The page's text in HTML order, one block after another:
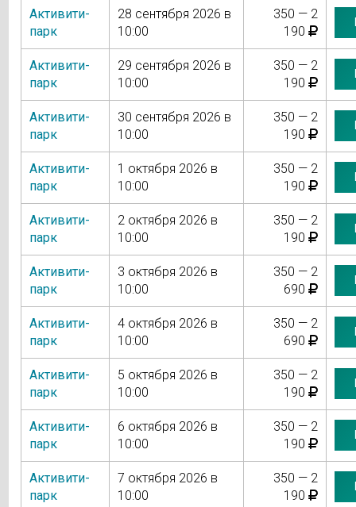
Активити-
парк
28 сентября 2026 в
10:00
350 — 2
190
Активити-
парк
29 сентября 2026 в
10:00
350 — 2
190
Активити-
парк
30 сентября 2026 в
10:00
350 — 2
190
Активити-
парк
1 октября 2026 в
10:00
350 — 2
190
Активити-
парк
2 октября 2026 в
10:00
350 — 2
190
Активити-
парк
3 октября 2026 в
10:00
350 — 2
690
Активити-
парк
4 октября 2026 в
10:00
350 — 2
690
Активити-
парк
5 октября 2026 в
10:00
350 — 2
190
Активити-
парк
6 октября 2026 в
10:00
350 — 2
190
Активити-
парк
7 октября 2026 в
10:00
350 — 2
190